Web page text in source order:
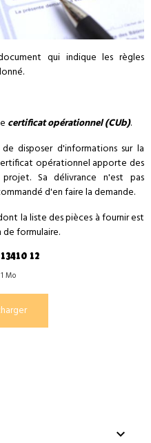
qui indique les règles
certificat opérationnel (CUb).
disposer d'informations sur la
opérationnel apporte des
Sa délivrance n'est pas
d'en faire la demande.
la liste des pièces à fournir est
formulaire.
12
Mo